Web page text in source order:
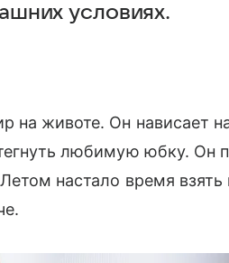
условиях.
животе. Он нависает
любимую юбку. Он
настало время